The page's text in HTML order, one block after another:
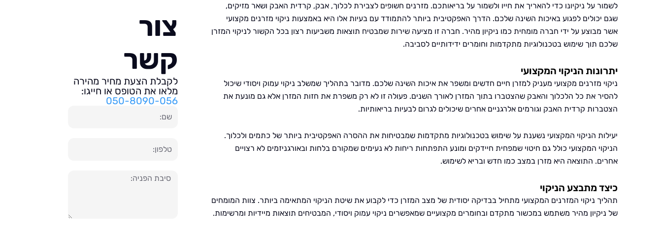
לשמור על ניקיונו כדי להאריך את חייו ולשמור על בריאותכם. מזרנים חשופים לצבירת לכלוך, אבק, קרדית האבק ושאר מזיקים,
שגם יכולים לפגוע באיכות השינה שלכם. הדרך האפקטיבית ביותר להתמודד עם בעיות אלו היא באמצעות ניקוי מזרנים מקצועי
אשר מבוצע על ידי חברה מומחית כמו ניקיון מהיר. חברה זו מציעה שירות שמבטיח תוצאות משביעות רצון בכל הקשור לניקוי המזרן
שלכם תוך שימוש בטכנולוגיות מתקדמות וחומרים ידידותיים לסביבה.
יתרונות הניקוי המקצועי
ניקוי מזרנים מקצועי מעניק למזרן חיים חדשים ומשפר את איכות השינה שלכם. מדובר בתהליך שמשלב ניקוי עמוק ויסודי שיכול
להסיר את כל הלכלוך והאבק שהצטברו בתוך המזרן לאורך השנים. פעולה זו לא רק משפרת את חזות המזרן אלא גם מונעת את
הצטברות קרדית האבק וגורמים אלרגניים אחרים שיכולים לגרום לבעיות בריאותיות.
יעילות הניקוי המקצועי נשענת על שימוש בטכנולוגיות מתקדמות שמבטיחות את ההסרה האפקטיבית ביותר של כתמים ולכלוך.
הניקוי המקצועי כולל גם חיטוי שמפחית חיידקים ומונע התפתחות ריחות לא נעימים שמקורם בלחות ובאורגניזמים לא רצויים
אחרים. התוצאה היא מזרן במצב כמו חדש ובריא לשימוש.
כיצד מתבצע הניקוי
תהליך ניקוי המזרנים המקצועי מתחיל בבדיקה יסודית של מצב המזרן כדי לקבוע את שיטת הניקוי המתאימה ביותר. צוות המומחים
של ניקיון מהיר משתמש במכשור מתקדם ובחומרים מקצועיים שמאפשרים ניקוי עמוק ויסודי, המבטיחים תוצאות מיידיות ומרשימות.
צור
קשר
לקבלת הצעת מחיר מהירה
מלאו את הטופס או חייגו:
050-8090-056
טלפון
הודעה